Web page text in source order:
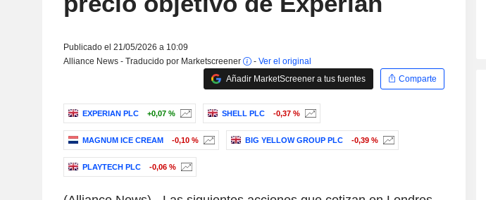
Publicado el 21/05/2026 a 10:09
Alliance News - Traducido por Marketscreener
- Ver el original
Añadir MarketScreener a tus fuentes
Comparte
EXPERIAN PLC +0,07 % SHELL PLC -0,37 %
MAGNUM ICE CREAM -0,10 % BIG YELLOW GROUP PLC -0,39 %
PLAYTECH PLC -0,06 %